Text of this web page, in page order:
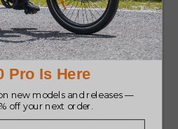
och den har
och en upprätt
bland listor över billiga
för de som helt enkelt vill